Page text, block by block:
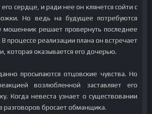
сердце, и ради нее он клянется сойти с
Но ведь на будущее потребуются
мошенник решает провернуть последнее
процессе реализации плана он встречает
которая оказывается его дочерью.
просыпаются отцовские чувства. Но
возлюбленной заставляет его
Когда невеста узнает о существовании
разговоров бросает обманщика.